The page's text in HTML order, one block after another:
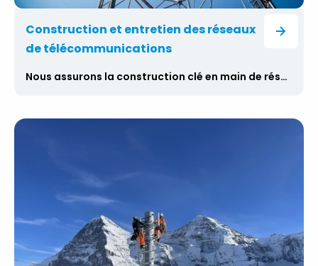
Construction et entretien des réseaux
de télécommunications
Nous assurons la construction clé en main de réseaux de télécommunications modernes, depuis les activités d’acquisition jusqu’à la configuration et l’intégration de l’ensemble du réseau de télécommunications, en passant par la conception et la fabrication de structures en acier, les activités de construction et l’installation de la technologie, y compris les systèmes d’antennes. Nous assurons l’inspection, l’entretien et la maintenance régulière des infrastructures de télécommunications.